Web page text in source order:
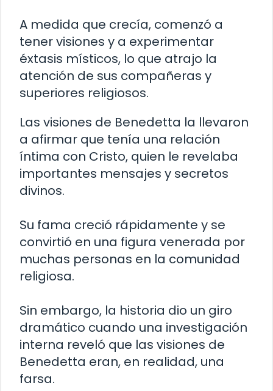
A medida que crecía, comenzó a
tener visiones y a experimentar
éxtasis místicos, lo que atrajo la
atención de sus compañeras y
superiores religiosos.
Las visiones de Benedetta la llevaron
a afirmar que tenía una relación
íntima con Cristo, quien le revelaba
importantes mensajes y secretos
divinos.
Su fama creció rápidamente y se
convirtió en una figura venerada por
muchas personas en la comunidad
religiosa.
Sin embargo, la historia dio un giro
dramático cuando una investigación
interna reveló que las visiones de
Benedetta eran, en realidad, una
farsa.